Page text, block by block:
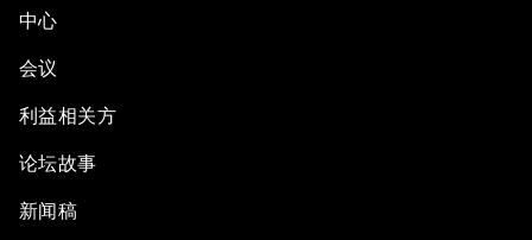
中心
会议
利益相关方
论坛故事
新闻稿